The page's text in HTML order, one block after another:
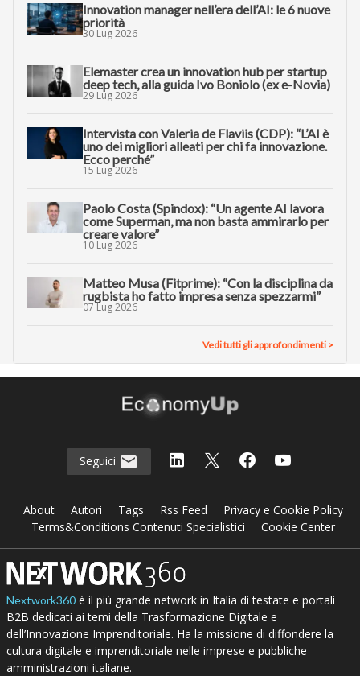
Innovation manager nell’era dell’AI: le 6 nuove
priorità
30 Lug 2026
Elemaster crea un innovation hub per startup
deep tech, alla guida Ivo Boniolo (ex e-Novia)
29 Lug 2026
Intervista con Valeria de Flaviis (CDP): “L’AI è
uno dei migliori alleati per chi fa innovazione.
Ecco perché”
15 Lug 2026
Paolo Costa (Spindox): “Un agente AI lavora
come Superman, ma non basta ammirarlo per
creare valore”
10 Lug 2026
Matteo Musa (Fitprime): “Con la disciplina da
rugbista ho fatto impresa senza spezzarmi”
07 Lug 2026
Vedi tutti gli approfondimenti >
Seguici
About Autori Tags Rss Feed
Privacy e Cookie Policy
Terms&Conditions Contenuti Specialistici
Cookie Center
Nextwork360è il più grande network in Italia di testate e portali
B2B dedicati ai temi della Trasformazione Digitale e
dell’Innovazione Imprenditoriale. Ha la missione di diffondere la
cultura digitale e imprenditoriale nelle imprese e pubbliche
amministrazioni italiane.